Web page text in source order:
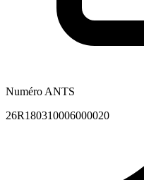
Numéro ANTS
26R180310006000020